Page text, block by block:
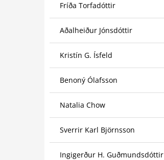
Fríða Torfadóttir
Aðalheiður Jónsdóttir
Kristín G. Ísfeld
Benoný Ólafsson
Natalia Chow
Sverrir Karl Björnsson
Ingigerður H. Guðmundsdóttir